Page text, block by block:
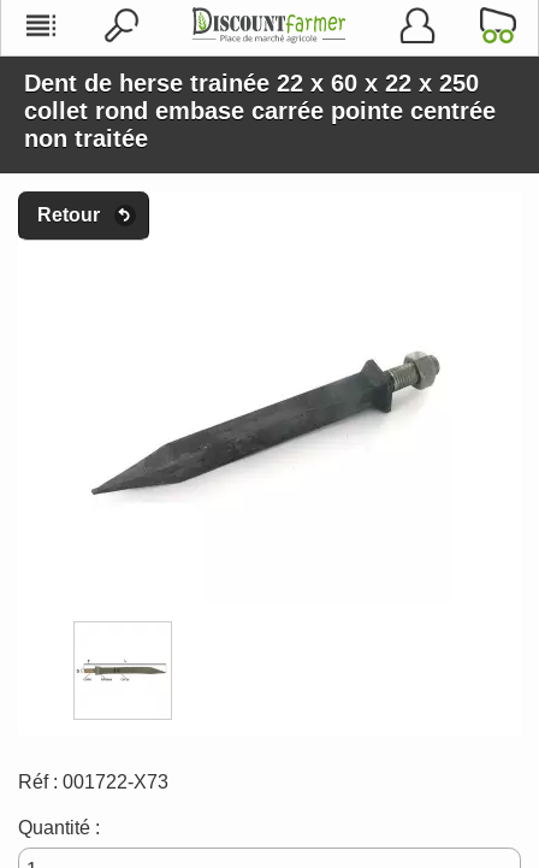
Dent de herse trainée 22 x 60 x 22 x 250
collet rond embase carrée pointe centrée
non traitée
Retour
Réf : 001722-X73
Quantité :